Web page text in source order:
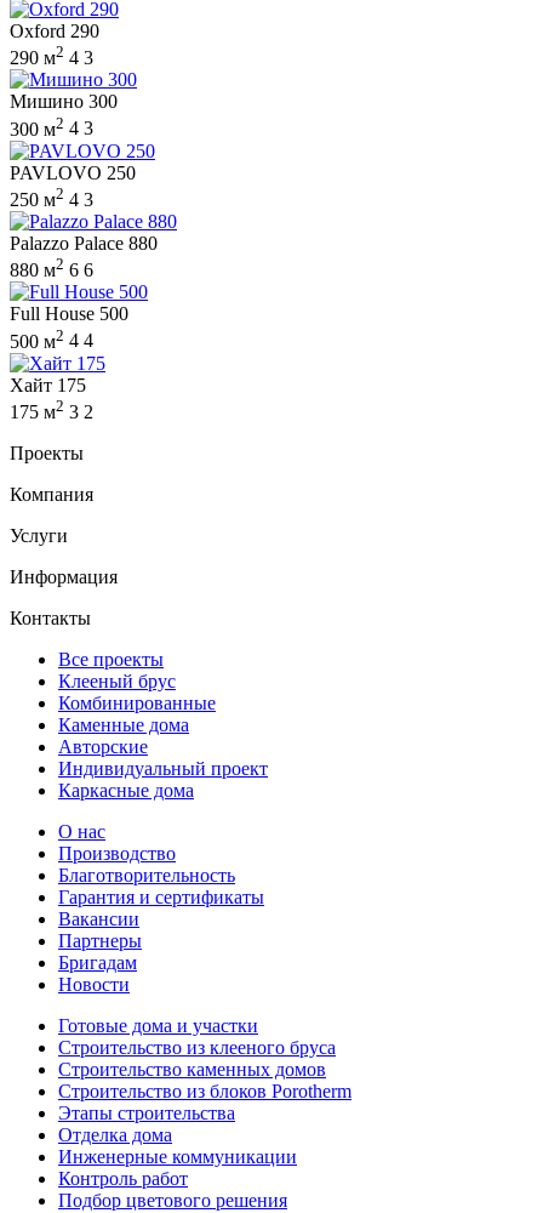
Oxford 290
290 м2 4 3
Мишино 300
300 м2 4 3
PAVLOVO 250
250 м2 4 3
Palazzo Palace 880
880 м2 6 6
Full House 500
500 м2 4 4
Хайт 175
175 м2 3 2
Проекты
Компания
Услуги
Информация
Контакты
Все проекты
Клееный брус
Комбинированные
Каменные дома
Авторские
Индивидуальный проект
Каркасные дома
О нас
Производство
Благотворительность
Гарантия и сертификаты
Вакансии
Партнеры
Бригадам
Новости
Готовые дома и участки
Строительство из клееного бруса
Строительство каменных домов
Строительство из блоков Porotherm
Этапы строительства
Отделка дома
Инженерные коммуникации
Контроль работ
Подбор цветового решения